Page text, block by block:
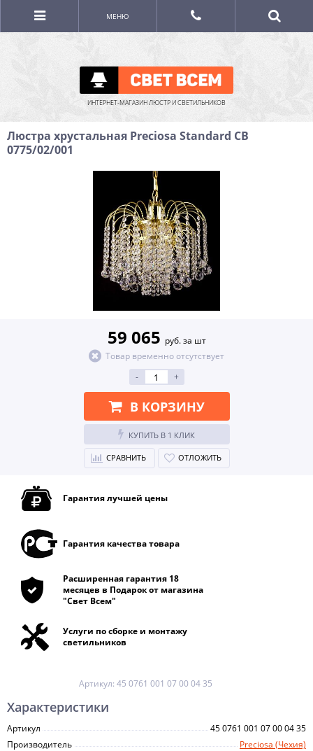
ИНТЕРНЕТ-МАГАЗИН ЛЮСТР И СВЕТИЛЬНИКОВ
МЕНЮ
Люстра хрустальная Preciosa Standard CB
0775/02/001
59 065 руб. за шт
Товар временно отсутствует
-
+
В КОРЗИНУ
КУПИТЬ В 1 КЛИК
СРАВНИТЬ ОТЛОЖИТЬ
Гарантия лучшей цены
Гарантия качества товара
Расширенная гарантия 18
месяцев в Подарок от магазина
"Свет Всем"
Услуги по сборке и монтажу
светильников
Артикул: 45 0761 001 07 00 04 35
Характеристики
Артикул
45 0761 001 07 00 04 35
Производитель
Preciosa (Чехия)